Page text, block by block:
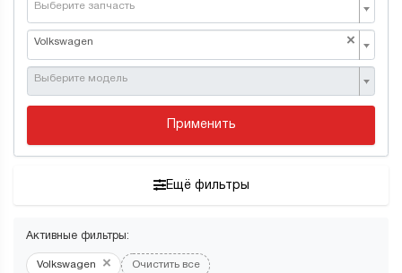
Выберите запчасть
×
Volkswagen
Выберите модель
Применить
Ещё фильтры
Активные фильтры:
Volkswagen × Очистить все